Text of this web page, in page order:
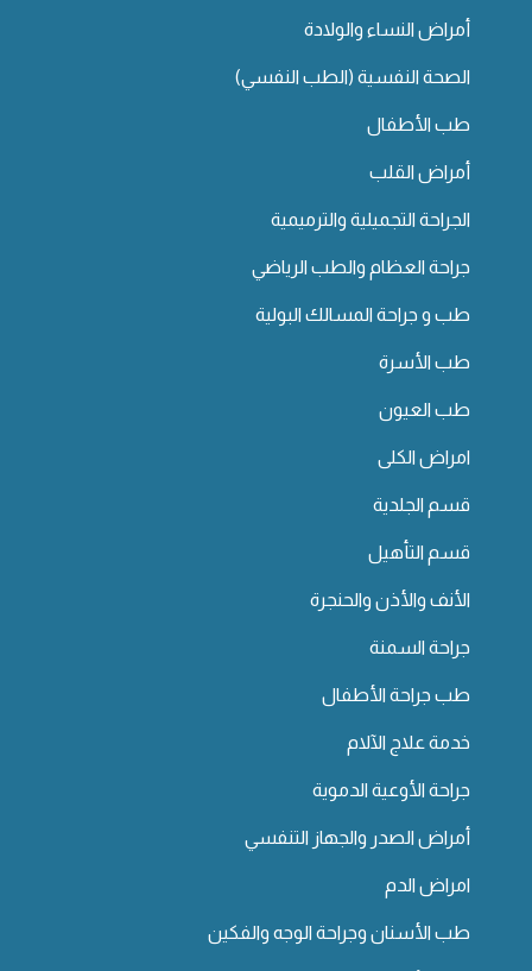
أمراض النساء والولادة
الصحة النفسية (الطب النفسي)
طب الأطفال
أمراض القلب
الجراحة التجميلية والترميمية
جراحة العظام والطب الرياضي
طب و جراحة المسالك البولية
طب الأسرة
طب العيون
امراض الكلى
قسم الجلدية
قسم التأهيل
الأنف والأذن والحنجرة
جراحة السمنة
طب جراحة الأطفال
خدمة علاج الآلام
جراحة الأوعية الدموية
أمراض الصدر والجهاز التنفسي
امراض الدم
طب الأسنان وجراحة الوجه والفكين